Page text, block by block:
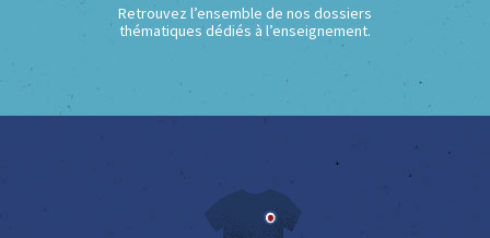
Retrouvez l’ensemble de nos dossiers
thématiques dédiés à l’enseignement.